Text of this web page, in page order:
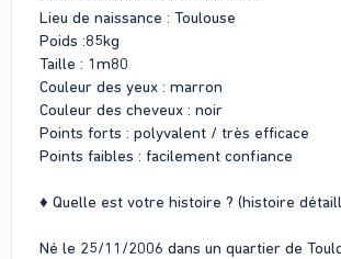
Lieu de naissance : Toulouse
Poids :85kg
Taille : 1m80
Couleur des yeux : marron
Couleur des cheveux : noir
Points forts : polyvalent / très efficace
Points faibles : facilement confiance
♦ Quelle est votre histoire ? (histoire
Né le 25/11/2006 dans un quartier de